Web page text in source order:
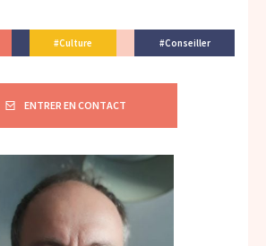
#Culture #Conseiller
ENTRER EN CONTACT